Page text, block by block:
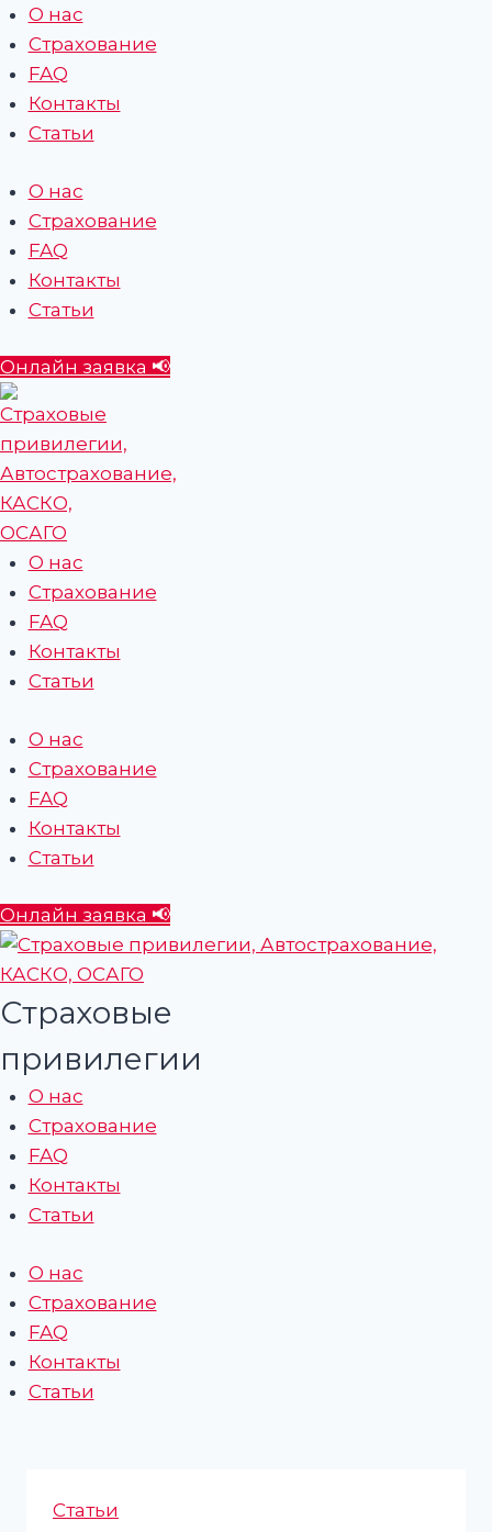
Перейти
содержимому
О нас
Страхование
FAQ
Контакты
Статьи
О нас
Страхование
FAQ
Контакты
Статьи
Онлайн заявка 📢
О нас
Страхование
FAQ
Контакты
Статьи
О нас
Страхование
FAQ
Контакты
Статьи
Онлайн заявка 📢
Страховые
привилегии
О нас
Страхование
FAQ
Контакты
Статьи
О нас
Страхование
FAQ
Контакты
Статьи
Статьи